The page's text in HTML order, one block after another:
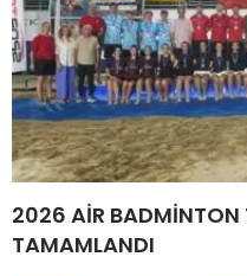
2026 AİR BADMİNTON
TAMAMLANDI